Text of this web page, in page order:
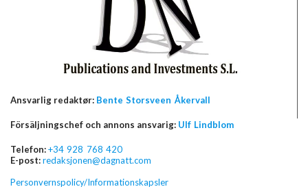
Ansvarlig redaktør: Bente Storsveen Åkervall
Försäljningschef och annons ansvarig: Ulf Lindblom
Telefon:+34 928 768 420
E-post:redaksjonen@dagnatt.com
Personvernspolicy/Informationskapsler